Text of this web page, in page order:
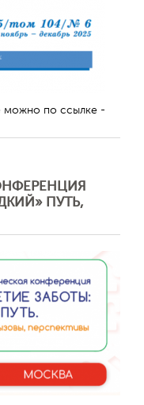
можно по ссылке -
ПУТЬ,